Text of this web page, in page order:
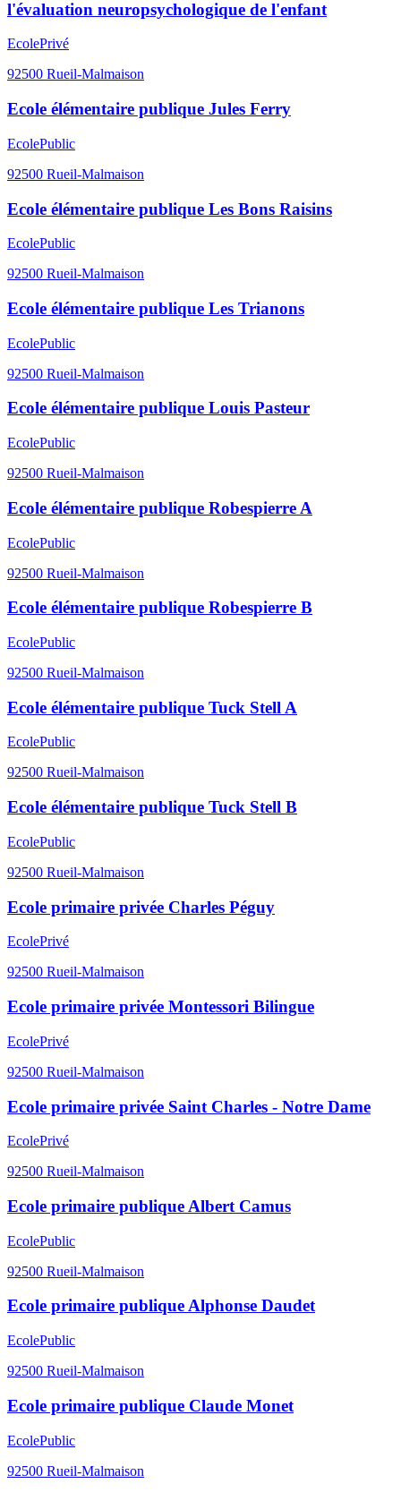
l'évaluation neuropsychologique de l'enfant
EcolePrivé
92500 Rueil-Malmaison
Ecole élémentaire publique Jules Ferry
EcolePublic
92500 Rueil-Malmaison
Ecole élémentaire publique Les Bons Raisins
EcolePublic
92500 Rueil-Malmaison
Ecole élémentaire publique Les Trianons
EcolePublic
92500 Rueil-Malmaison
Ecole élémentaire publique Louis Pasteur
EcolePublic
92500 Rueil-Malmaison
Ecole élémentaire publique Robespierre A
EcolePublic
92500 Rueil-Malmaison
Ecole élémentaire publique Robespierre B
EcolePublic
92500 Rueil-Malmaison
Ecole élémentaire publique Tuck Stell A
EcolePublic
92500 Rueil-Malmaison
Ecole élémentaire publique Tuck Stell B
EcolePublic
92500 Rueil-Malmaison
Ecole primaire privée Charles Péguy
EcolePrivé
92500 Rueil-Malmaison
Ecole primaire privée Montessori Bilingue
EcolePrivé
92500 Rueil-Malmaison
Ecole primaire privée Saint Charles - Notre Dame
EcolePrivé
92500 Rueil-Malmaison
Ecole primaire publique Albert Camus
EcolePublic
92500 Rueil-Malmaison
Ecole primaire publique Alphonse Daudet
EcolePublic
92500 Rueil-Malmaison
Ecole primaire publique Claude Monet
EcolePublic
92500 Rueil-Malmaison